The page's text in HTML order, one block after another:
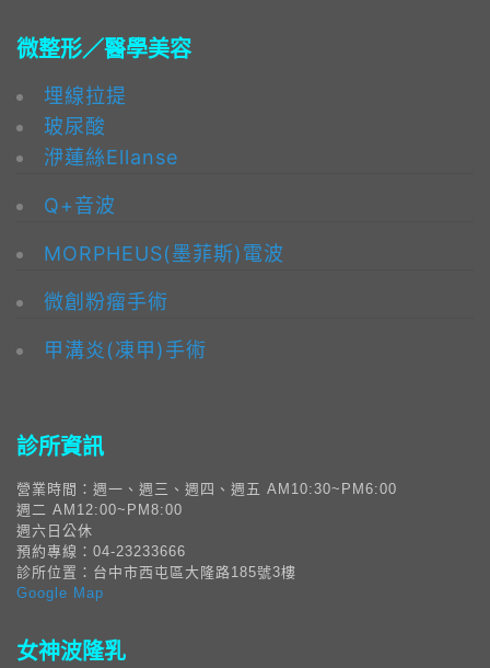
微整形／醫學美容
埋線拉提
玻尿酸
洢蓮絲Ellanse
Q+音波
MORPHEUS(墨菲斯)電波
微創粉瘤手術
甲溝炎(凍甲)手術
診所資訊
營業時間：週一、週三、週四、週五 AM10:30~PM6:00
週二 AM12:00~PM8:00
週六日公休
預約專線：04-23233666
診所位置：台中市西屯區大隆路185號3樓
Google Map
女神波隆乳